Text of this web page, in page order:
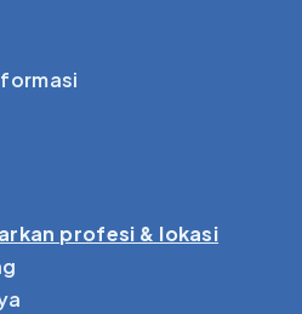
profesi & lokasi